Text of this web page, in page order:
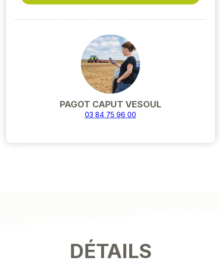
PAGOT CAPUT VESOUL
03 84 75 96 00
DÉTAILS